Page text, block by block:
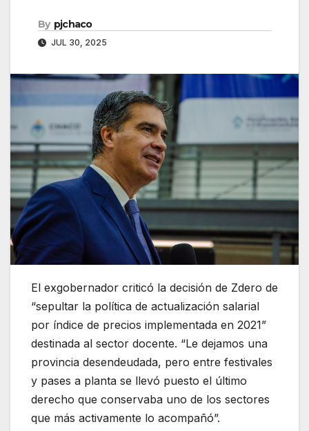
By pjchaco
JUL 30, 2025
El exgobernador criticó la decisión de Zdero de
“sepultar la política de actualización salarial
por índice de precios implementada en 2021”
destinada al sector docente. “Le dejamos una
provincia desendeudada, pero entre festivales
y pases a planta se llevó puesto el último
derecho que conservaba uno de los sectores
que más activamente lo acompañó”.